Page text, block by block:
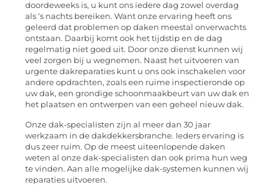
doordeweeks is, u kunt ons iedere dag zowel overdag
als ‘s nachts bereiken. Want onze ervaring heeft ons
geleerd dat problemen op daken meestal onverwachts
ontstaan. Daarbij komt ook het tijdstip en de dag
regelmatig niet goed uit. Door onze dienst kunnen wij
veel zorgen bij u wegnemen. Naast het uitvoeren van
urgente dakreparaties kunt u ons ook inschakelen voor
andere opdrachten, zoals een ruime inspectieronde op
uw dak, een grondige schoonmaakbeurt van uw dak en
het plaatsen en ontwerpen van een geheel nieuw dak.
Onze dak-specialisten zijn al meer dan 30 jaar
werkzaam in de dakdekkersbranche. Ieders ervaring is
dus zeer ruim. Op de meest uiteenlopende daken
weten al onze dak-specialisten dan ook prima hun weg
te vinden. Aan alle mogelijke dak-systemen kunnen wij
reparaties uitvoeren.